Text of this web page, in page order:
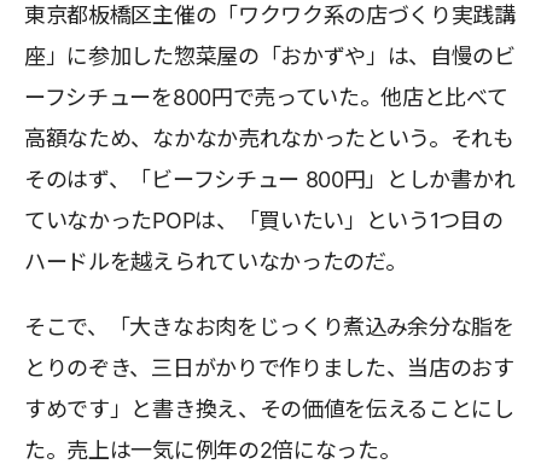
東京都板橋区主催の「ワクワク系の店づくり実践講
座」に参加した惣菜屋の「おかずや」は、自慢のビ
ーフシチューを800円で売っていた。他店と比べて
高額なため、なかなか売れなかったという。それも
そのはず、「ビーフシチュー 800円」としか書かれ
ていなかったPOPは、「買いたい」という1つ目の
ハードルを越えられていなかったのだ。
そこで、「大きなお肉をじっくり煮込み余分な脂を
とりのぞき、三日がかりで作りました、当店のおす
すめです」と書き換え、その価値を伝えることにし
た。売上は一気に例年の2倍になった。